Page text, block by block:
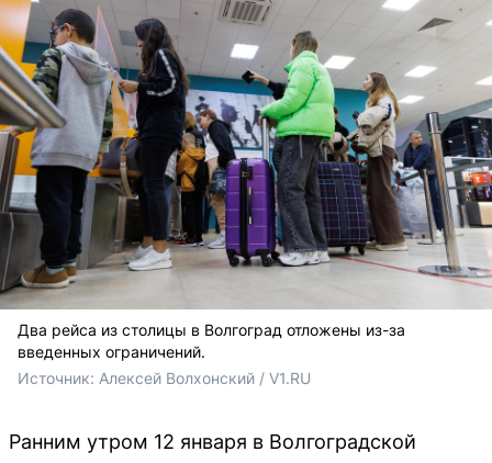
Два рейса из столицы в Волгоград отложены из-за
введенных ограничений.
Источник: Алексей Волхонский / V1.RU
Ранним утром 12 января в Волгоградской